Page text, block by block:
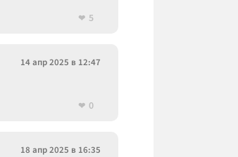
5
14 апр 2025 в 12:47
0
18 апр 2025 в 16:35